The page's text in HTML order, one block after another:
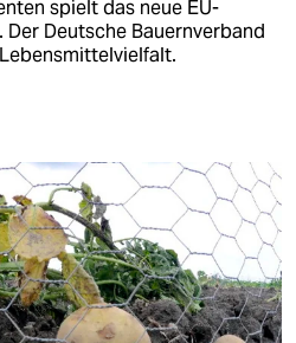
spielt das neue EU-
Deutsche Bauernverband